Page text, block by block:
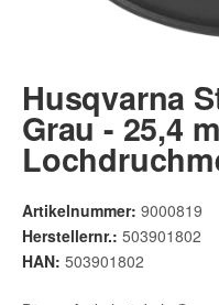
Husqvarna
Grau - 25,4
Artikelnummer: 9000819
Herstellernr.: 503901802
HAN: 503901802